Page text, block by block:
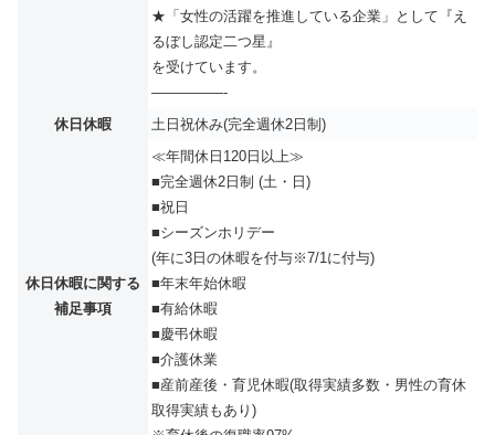
★「女性の活躍を推進している企業」として『え
るぼし認定二つ星』
を受けています。
—————-
休日休暇
土日祝休み(完全週休2日制)
休日休暇に関する
補足事項
≪年間休日120日以上≫
■完全週休2日制 (土・日)
■祝日
■シーズンホリデー
(年に3日の休暇を付与※7/1に付与)
■年末年始休暇
■有給休暇
■慶弔休暇
■介護休業
■産前産後・育児休暇(取得実績多数・男性の育休
取得実績もあり)